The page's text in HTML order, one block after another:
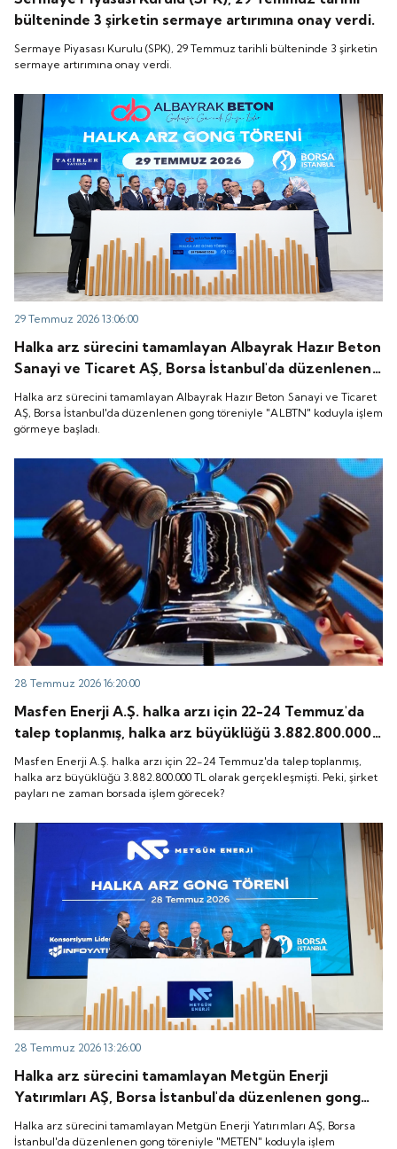
bülteninde 3 şirketin sermaye artırımına onay verdi.
Sermaye Piyasası Kurulu (SPK), 29 Temmuz tarihli bülteninde 3 şirketin
sermaye artırımına onay verdi.
29 Temmuz 2026 13:06:00
Halka arz sürecini tamamlayan Albayrak Hazır Beton
Sanayi ve Ticaret AŞ, Borsa İstanbul'da düzenlenen
gong töreniyle "ALBTN" koduyla işlem görmeye
başladı.
Halka arz sürecini tamamlayan Albayrak Hazır Beton Sanayi ve Ticaret
AŞ, Borsa İstanbul'da düzenlenen gong töreniyle "ALBTN" koduyla işlem
görmeye başladı.
28 Temmuz 2026 16:20:00
Masfen Enerji A.Ş. halka arzı için 22-24 Temmuz'da
talep toplanmış, halka arz büyüklüğü 3.882.800.000
TL olarak gerçekleşmişti. Peki, şirket payları ne
zaman borsada işlem görecek?
Masfen Enerji A.Ş. halka arzı için 22-24 Temmuz'da talep toplanmış,
halka arz büyüklüğü 3.882.800.000 TL olarak gerçekleşmişti. Peki, şirket
payları ne zaman borsada işlem görecek?
28 Temmuz 2026 13:26:00
Halka arz sürecini tamamlayan Metgün Enerji
Yatırımları AŞ, Borsa İstanbul'da düzenlenen gong
töreniyle "METEN" koduyla işlem görmeye başladı.
Halka arz sürecini tamamlayan Metgün Enerji Yatırımları AŞ, Borsa
İstanbul'da düzenlenen gong töreniyle "METEN" koduyla işlem